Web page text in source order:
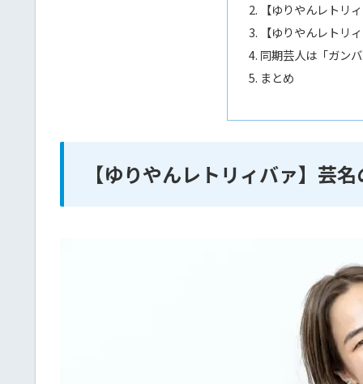
【ゆりやんレトリ
【ゆりやんレトリ
同期芸人は「ガン
まとめ
【ゆりやんレトリィバァ】芸